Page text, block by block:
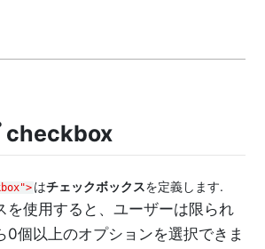
checkbox
はチェックボックスを定義します.
を使用すると、ユーザーは限られ
0個以上のオプションを選択できま